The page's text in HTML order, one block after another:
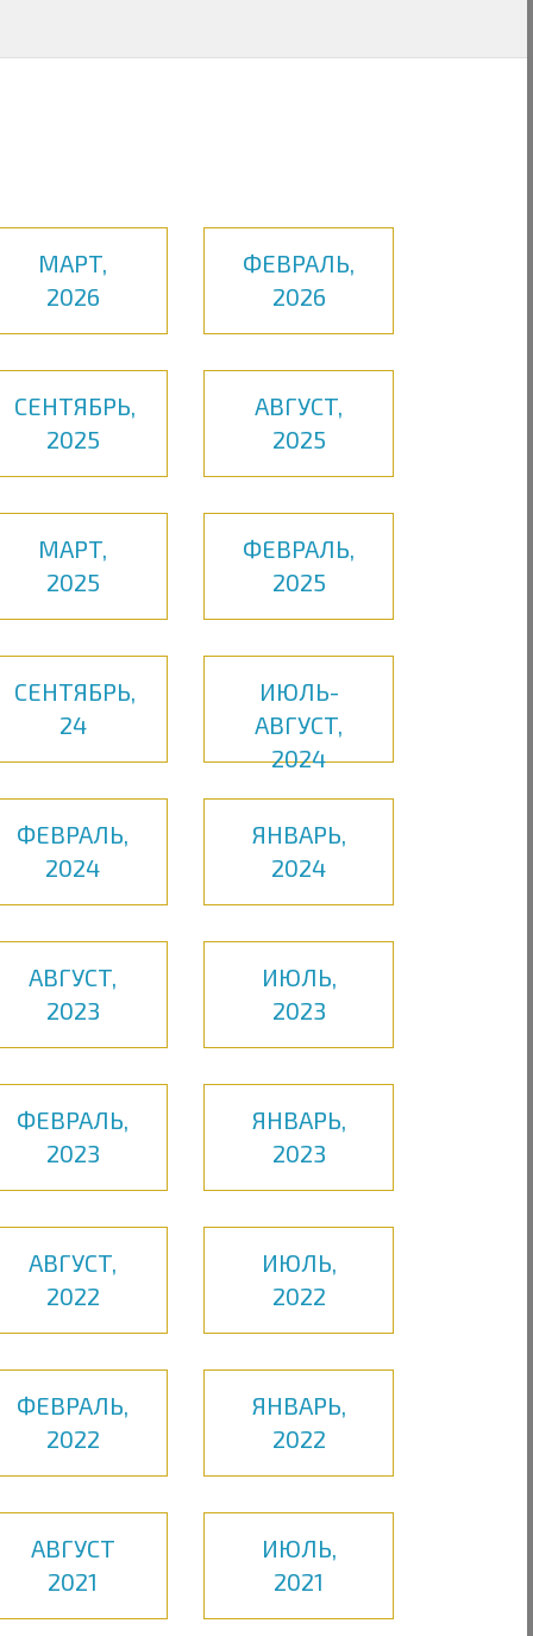
МАРТ,
2026
ФЕВРАЛЬ,
2026
СЕНТЯБРЬ,
2025
АВГУСТ,
2025
МАРТ,
2025
ФЕВРАЛЬ,
2025
СЕНТЯБРЬ,
24
ИЮЛЬ-
АВГУСТ,
2024
ФЕВРАЛЬ,
2024
ЯНВАРЬ,
2024
АВГУСТ,
2023
ИЮЛЬ,
2023
ФЕВРАЛЬ,
2023
ЯНВАРЬ,
2023
АВГУСТ,
2022
ИЮЛЬ,
2022
ФЕВРАЛЬ,
2022
ЯНВАРЬ,
2022
АВГУСТ
2021
ИЮЛЬ,
2021